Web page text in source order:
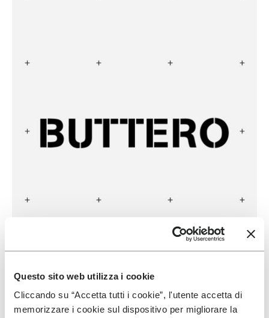
Questo sito web utilizza i cookie
Cliccando su “Accetta tutti i cookie”, l'utente accetta di
memorizzare i cookie sul dispositivo per migliorare la